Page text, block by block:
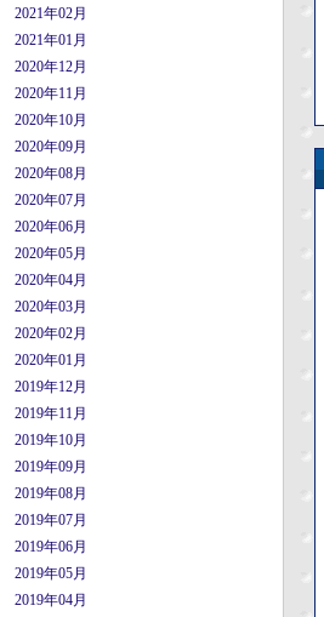
2021年02月
2021年01月
2020年12月
2020年11月
2020年10月
2020年09月
2020年08月
2020年07月
2020年06月
2020年05月
2020年04月
2020年03月
2020年02月
2020年01月
2019年12月
2019年11月
2019年10月
2019年09月
2019年08月
2019年07月
2019年06月
2019年05月
2019年04月